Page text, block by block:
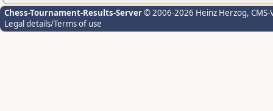
Chess-Tournament-Results-Server© 2006-2026 Heinz Herzog,
Legal details/Terms of use